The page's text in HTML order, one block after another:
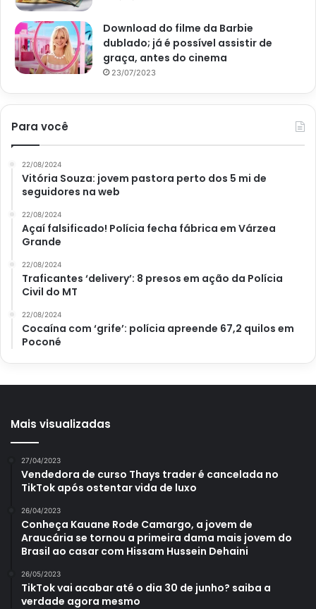
Download do filme da Barbie
dublado; já é possível assistir de
graça, antes do cinema
23/07/2023
Para você
22/08/2024
Vitória Souza: jovem pastora perto dos 5 mi de
seguidores na web
22/08/2024
Açaí falsificado! Polícia fecha fábrica em Várzea
Grande
22/08/2024
Traficantes ‘delivery’: 8 presos em ação da Polícia
Civil do MT
22/08/2024
Cocaína com ‘grife’: polícia apreende 67,2 quilos em
Poconé
Mais visualizadas
27/04/2023
Vendedora de curso Thays trader é cancelada no
TikTok após ostentar vida de luxo
26/04/2023
Conheça Kauane Rode Camargo, a jovem de
Araucária se tornou a primeira dama mais jovem do
Brasil ao casar com Hissam Hussein Dehaini
26/05/2023
TikTok vai acabar até o dia 30 de junho? saiba a
verdade agora mesmo